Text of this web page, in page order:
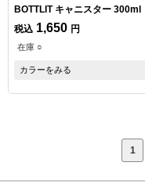
BOTTLIT キャニスター 300ml
税込 1,650 円
在庫 ○
カラーをみる
1